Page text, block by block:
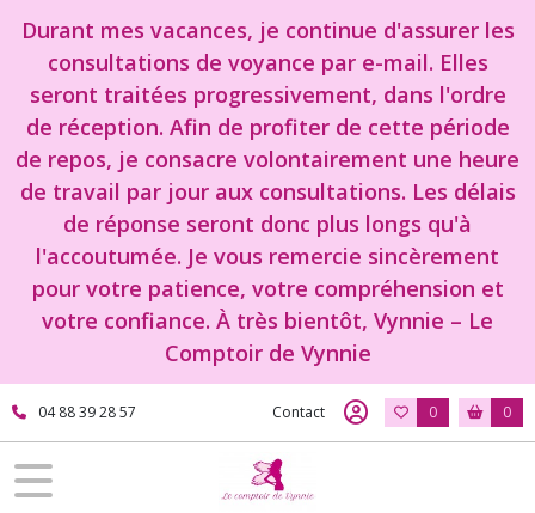
Durant mes vacances, je continue d'assurer les
consultations de voyance par e-mail. Elles
seront traitées progressivement, dans l'ordre
de réception. Afin de profiter de cette période
de repos, je consacre volontairement une heure
de travail par jour aux consultations. Les délais
de réponse seront donc plus longs qu'à
l'accoutumée. Je vous remercie sincèrement
pour votre patience, votre compréhension et
votre confiance. À très bientôt, Vynnie – Le
Comptoir de Vynnie
04 88 39 28 57 Contact 0 0